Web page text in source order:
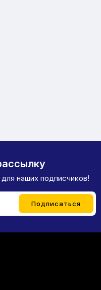
наших подписчиков!